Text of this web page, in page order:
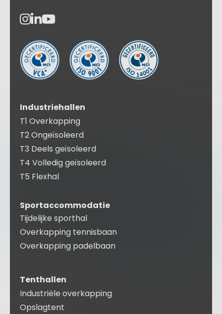
Industriehallen
T1 Overkapping
T2 Ongeïsoleerd
T3 Deels geïsoleerd
T4 Volledig geïsoleerd
T5 Flexhal
Sportaccommodatie
Tijdelijke sporthal
Overkapping tennisbaan
Overkapping padelbaan
Tenthallen
Industriële overkapping
Opslagtent